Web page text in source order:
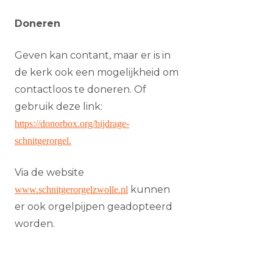
Doneren
Geven kan contant, maar er is in
de kerk ook een mogelijkheid om
contactloos te doneren. Of
gebruik deze link:
https://donorbox.org/bijdrage-
schnitgerorgel.
Via de website
www.schnitgerorgelzwolle.nl kunnen
er ook orgelpijpen geadopteerd
worden.